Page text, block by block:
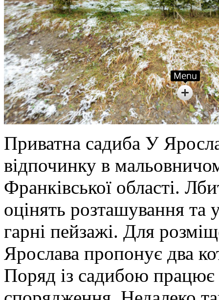
Приватна садиба У
відпочинку в
Франківської області.
оцінять розташування
гарні пейзажі. Для
Ярослава пропонує два
Поряд із садибою працює